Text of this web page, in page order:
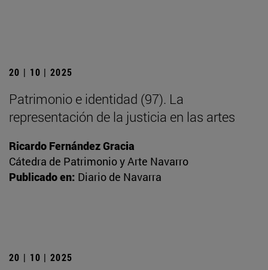
20 | 10 | 2025
Patrimonio e identidad (97). La
representación de la justicia en las artes
Ricardo Fernández Gracia
Cátedra de Patrimonio y Arte Navarro
Publicado en: Diario de Navarra
20 | 10 | 2025